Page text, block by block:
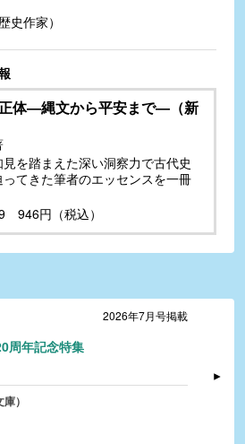
作家）
体―縄文から平安まで―（新
を踏まえた深い洞察力で古代史
てきた筆者のエッセンスを一冊
946円（税込）
2026年7月号掲載
周年記念特集
）